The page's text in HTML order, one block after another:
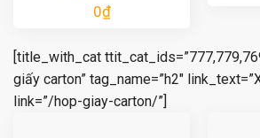
Được xếp
0₫
[title_with_cat
giấy carton” tag_name=”h2″
link=”/hop-giay-carton/”]